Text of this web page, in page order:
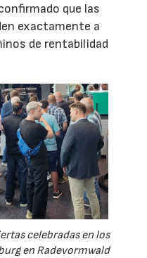
que las
exactamente a
de rentabilidad
celebradas en los
en Radevormwald